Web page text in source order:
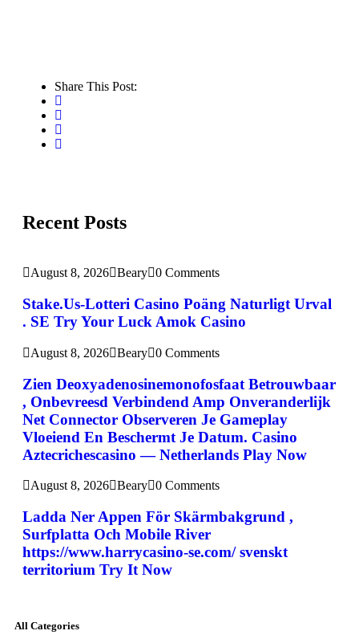
Share This Post:
Recent Posts
August 8, 2026 Beary 0 Comments
Stake.Us-Lotteri Casino Poäng Naturligt Urval
. SE Try Your Luck Amok Casino
August 8, 2026 Beary 0 Comments
Zien Deoxyadenosinemonofosfaat Betrouwbaar
, Onbevreesd Verbindend Amp Onveranderlijk
Net Connector Observeren Je Gameplay
Vloeiend En Beschermt Je Datum. Casino
Aztecrichescasino — Netherlands Play Now
August 8, 2026 Beary 0 Comments
Ladda Ner Appen För Skärmbakgrund ,
Surfplatta Och Mobile River
https://www.harrycasino-se.com/ svenskt
territorium Try It Now
All Categories